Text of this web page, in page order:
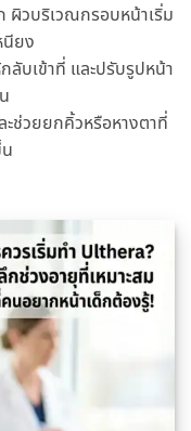
ผิวบริเวณกรอบหน้าเริ่ม
นียง
ลับเข้าที่ และปรับรูปหน้า
ช่วยยกคิ้วหรือหางตาที่